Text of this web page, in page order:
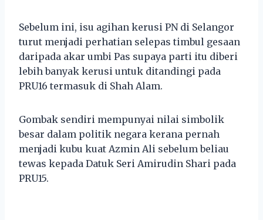
Sebelum ini, isu agihan kerusi PN di Selangor
turut menjadi perhatian selepas timbul gesaan
daripada akar umbi Pas supaya parti itu diberi
lebih banyak kerusi untuk ditandingi pada
PRU16 termasuk di Shah Alam.
Gombak sendiri mempunyai nilai simbolik
besar dalam politik negara kerana pernah
menjadi kubu kuat Azmin Ali sebelum beliau
tewas kepada Datuk Seri Amirudin Shari pada
PRU15.